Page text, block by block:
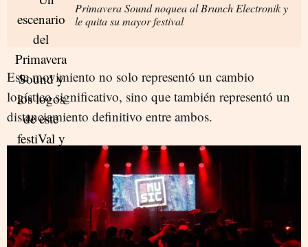
Primavera Sound noquea al Brunch Electronik y
le quita su mayor festival
Este movimiento no solo representó un cambio
logístico significativo, sino que también representó un
distanciamiento definitivo entre ambos.